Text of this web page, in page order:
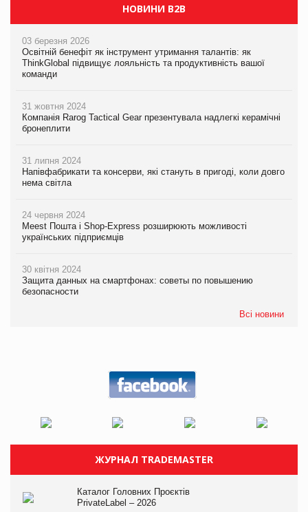
НОВИНИ B2B
03 березня 2026
Освітній бенефіт як інструмент утримання талантів: як
ThinkGlobal підвищує лояльність та продуктивність вашої
команди
31 жовтня 2024
Компанія Rarog Tactical Gear презентувала надлегкі керамічні
бронеплити
31 липня 2024
Напівфабрикати та консерви, які стануть в пригоді, коли довго
нема світла
24 червня 2024
Meest Пошта і Shop-Express розширюють можливості
українських підприємців
30 квітня 2024
Защита данных на смартфонах: советы по повышению
безопасности
Всі новини
ЖУРНАЛ TRADEMASTER
Каталог Головних Проєктів
PrivateLabel – 2026